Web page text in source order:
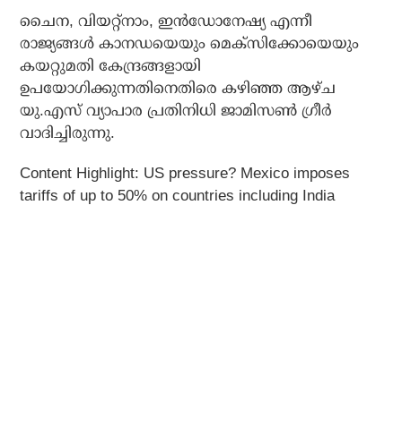
ചൈന, വിയറ്റ്നാം, ഇൻഡോനേഷ്യ എന്നീ
രാജ്യങ്ങൾ കാനഡയെയും മെക്സിക്കോയെയും
കയറ്റുമതി കേന്ദ്രങ്ങളായി
ഉപയോഗിക്കുന്നതിനെതിരെ കഴിഞ്ഞ ആഴ്ച
യു.എസ് വ്യാപാര പ്രതിനിധി ജാമിസൺ ഗ്രീർ
വാദിച്ചിരുന്നു.
Content Highlight: US pressure? Mexico imposes
tariffs of up to 50% on countries including India